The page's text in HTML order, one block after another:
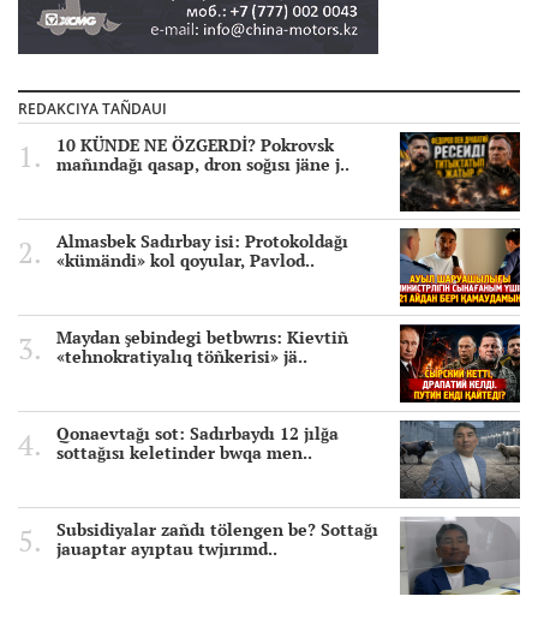
REDAKCIYA TAÑDAUI
10 KÜNDE NE ÖZGERDİ? Pokrovsk
mañındağı qasap, dron soğısı jäne j..
Almasbek Sadırbay isi: Protokoldağı
«kümändi» kol qoyular, Pavlod..
Maydan şebindegi betbwrıs: Kievtiñ
«tehnokratiyalıq töñkerisi» jä..
Qonaevtağı sot: Sadırbaydı 12 jılğa
sottağısı keletinder bwqa men..
Subsidiyalar zañdı tölengen be? Sottağı
jauaptar ayıptau twjırımd..